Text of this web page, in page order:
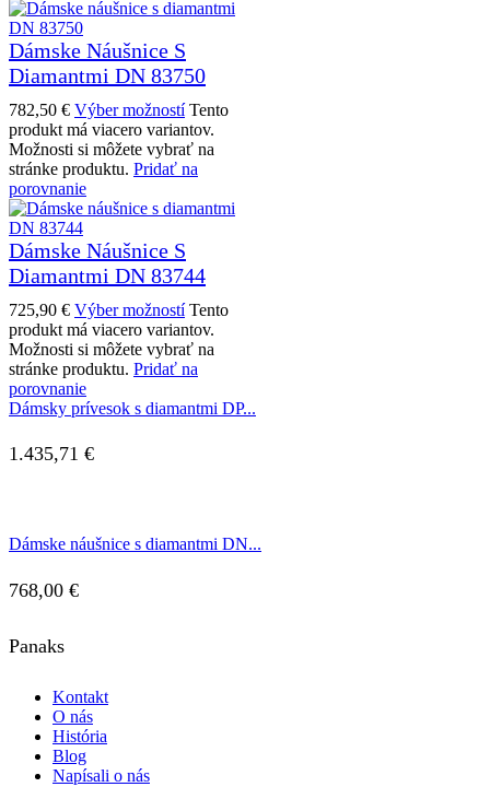
Dámske Náušnice S
Diamantmi DN 83750
782,50 € Výber možností Tento
produkt má viacero variantov.
Možnosti si môžete vybrať na
stránke produktu. Pridať na
porovnanie
Dámske Náušnice S
Diamantmi DN 83744
725,90 € Výber možností Tento
produkt má viacero variantov.
Možnosti si môžete vybrať na
stránke produktu. Pridať na
porovnanie
Dámsky prívesok s diamantmi DP...
1.435,71 €
Dámske náušnice s diamantmi DN...
768,00 €
Panaks
Kontakt
O nás
História
Blog
Napísali o nás